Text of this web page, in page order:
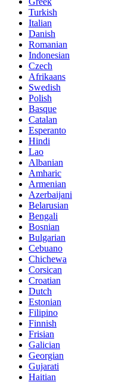
Turkish
Italian
Danish
Romanian
Indonesian
Czech
Afrikaans
Swedish
Polish
Basque
Catalan
Esperanto
Hindi
Lao
Albanian
Amharic
Armenian
Azerbaijani
Belarusian
Bengali
Bosnian
Bulgarian
Cebuano
Chichewa
Corsican
Croatian
Dutch
Estonian
Filipino
Finnish
Frisian
Galician
Georgian
Gujarati
Haitian